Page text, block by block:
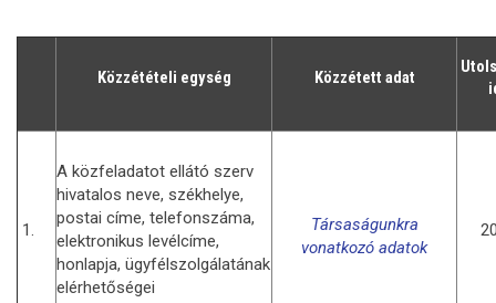
Közzétételi egység Közzétett adat
1.
A közfeladatot ellátó szerv
hivatalos neve, székhelye,
postai címe, telefonszáma,
elektronikus levélcíme,
honlapja, ügyfélszolgálatának
elérhetőségei
Társaságunkra
vonatkozó adatok